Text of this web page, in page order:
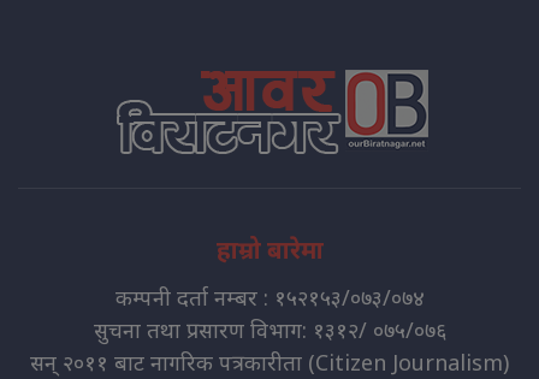
हाम्रो बारेमा
कम्पनी दर्ता नम्बर : १५२१५३/०७३/०७४
सुचना तथा प्रसारण विभाग: १३१२/ ०७५/०७६
सन् २०११ बाट नागरिक पत्रकारीता (Citizen Journalism)